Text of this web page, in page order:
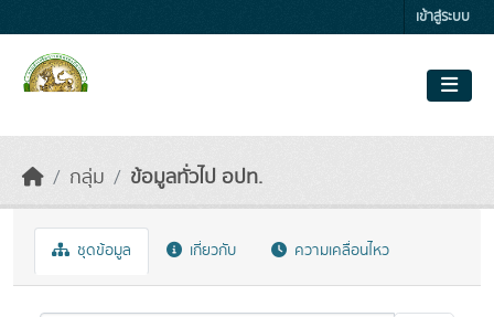
เข้าสู่ระบบ
กลุ่ม ข้อมูลทั่วไป อปท.
ชุดข้อมูล เกี่ยวกับ ความเคลื่อนไหว